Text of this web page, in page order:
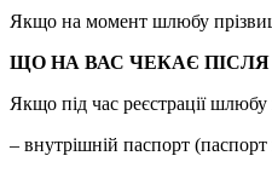
Якщо на момент шлюбу
ЩО НА ВАС ЧЕКАЄ ПІСЛЯ
Якщо під час реєстрації шлюбу
– внутрішній паспорт